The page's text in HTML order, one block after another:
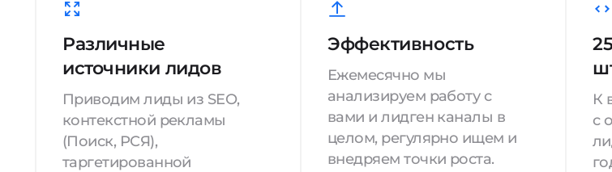
Различные
источники лидов
Приводим лиды из SEO,
контекстной рекламы
(Поиск, РСЯ),
таргетированной
Эффективность
Ежемесячно мы
анализируем работу с
вами и лидген каналы в
целом, регулярно ищем и
внедряем точки роста.
К
с